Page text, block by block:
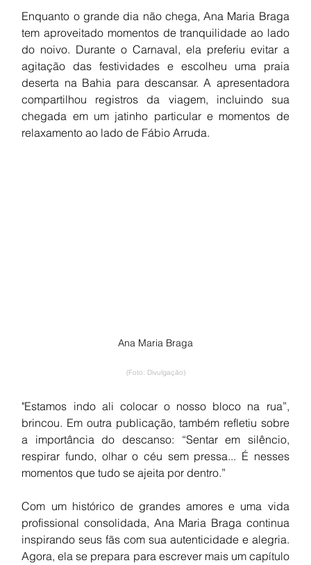
Enquanto o grande dia não chega, Ana Maria Braga
tem aproveitado momentos de tranquilidade ao lado
do noivo. Durante o Carnaval, ela preferiu evitar a
agitação das festividades e escolheu uma praia
deserta na Bahia para descansar. A apresentadora
compartilhou registros da viagem, incluindo sua
chegada em um jatinho particular e momentos de
relaxamento ao lado de Fábio Arruda.
Ana Maria Braga
(Foto: Divulgação)
"Estamos indo ali colocar o nosso bloco na rua”,
brincou. Em outra publicação, também refletiu sobre
a importância do descanso: “Sentar em silêncio,
respirar fundo, olhar o céu sem pressa... É nesses
momentos que tudo se ajeita por dentro.”
Com um histórico de grandes amores e uma vida
profissional consolidada, Ana Maria Braga continua
inspirando seus fãs com sua autenticidade e alegria.
Agora, ela se prepara para escrever mais um capítulo